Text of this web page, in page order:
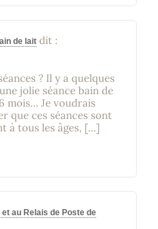
de lait dit :
? Il y a quelques
jolie séance bain de
mois… Je voudrais
que ces séances sont
à tous les âges, […]
au Relais de Poste de